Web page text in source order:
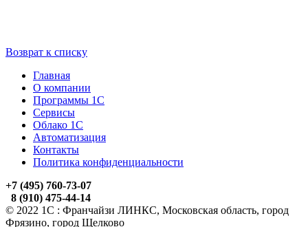
Возврат к списку
Главная
О компании
Программы 1С
Сервисы
Облако 1С
Автоматизация
Контакты
Политика конфиденциальности
+7 (495) 760-73-07
8 (910) 475-44-14
© 2022 1С : Франчайзи ЛИНКС, Московская область, город
Фрязино, город Щелково